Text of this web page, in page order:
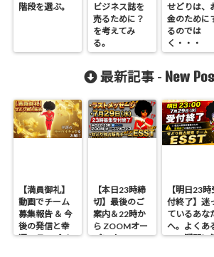
階段を選ぶ。
ビジネス誌を
売るために？
を考えてみ
る。
せどりは、
金のために
るのでは
く・・・
最新記事 - New
【満員御礼】
動画でチーム
募集報告 ＆ 今
後の発信と幸
運のラッパイ
【本日23時締
切】最後のご
案内＆22時か
ら ZOOMオー
プンオフィス
【明日23時
付終了】迷
ているあな
へ。よくあ
つの疑問に